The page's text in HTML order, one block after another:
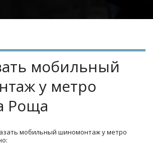
мобильный
у метро
Роща
мобильный шиномонтаж у метро